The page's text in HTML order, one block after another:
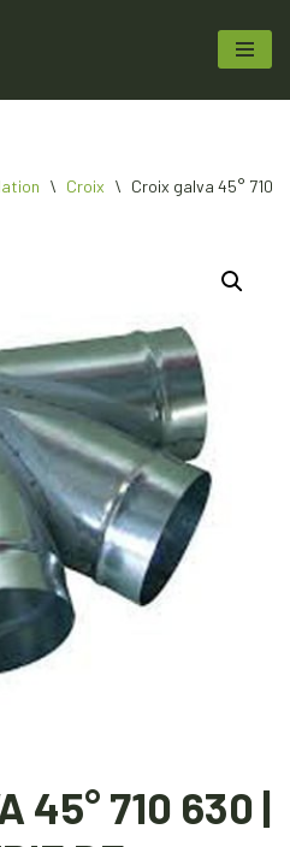
\ Croix \ Croix galva 45° 710
45° 710 630 |